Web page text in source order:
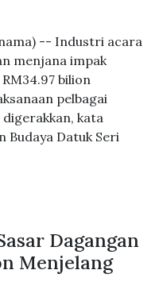
-- Industri acara
menjana impak
bilion
pelbagai
kata
Budaya Datuk Seri
Dagangan
Menjelang